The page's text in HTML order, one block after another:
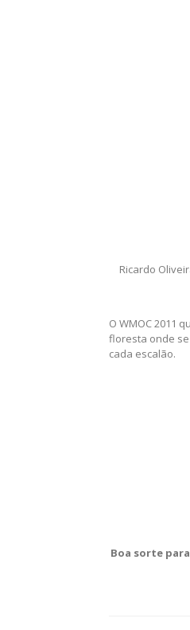
Ricardo
O WMOC 2011
floresta onde
cada escalão.
Boa sorte